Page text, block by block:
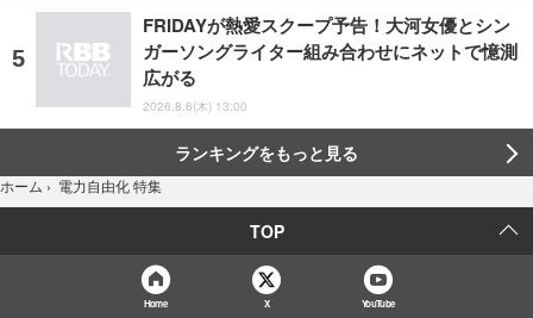
FRIDAYが熱愛スクープ予告！大河女優とシン
ガーソングライター組み合わせにネットで憶測
広がる
2026.8.6(木) 13:00
ランキングをもっと見る
ホーム › 電力自由化 特集
TOP
Home X YouTube